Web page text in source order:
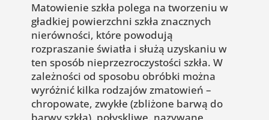
Matowienie szkła polega na tworzeniu w
gładkiej powierzchni szkła znacznych
nierówności, które powodują
rozpraszanie światła i służą uzyskaniu w
ten sposób nieprzezroczystości szkła. W
zależności od sposobu obróbki można
wyróżnić kilka rodzajów zmatowień –
chropowate, zwykłe (zbliżone barwą do